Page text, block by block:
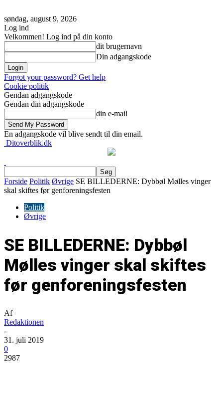
søndag, august 9, 2026
Log ind
Velkommen! Log ind på din konto
dit brugernavn
Din adgangskode
Forgot your password? Get help
Cookie politik
Gendan adgangskode
Gendan din adgangskode
din e-mail
En adgangskode vil blive sendt til din email.
Ditoverblik.dk
Forside Politik Øvrige SE BILLEDERNE: Dybbøl Mølles vinger
skal skiftes før genforeningsfesten
Politik
Øvrige
SE BILLEDERNE: Dybbøl
Mølles vinger skal skiftes
før genforeningsfesten
Af
Redaktionen
-
31. juli 2019
0
2987